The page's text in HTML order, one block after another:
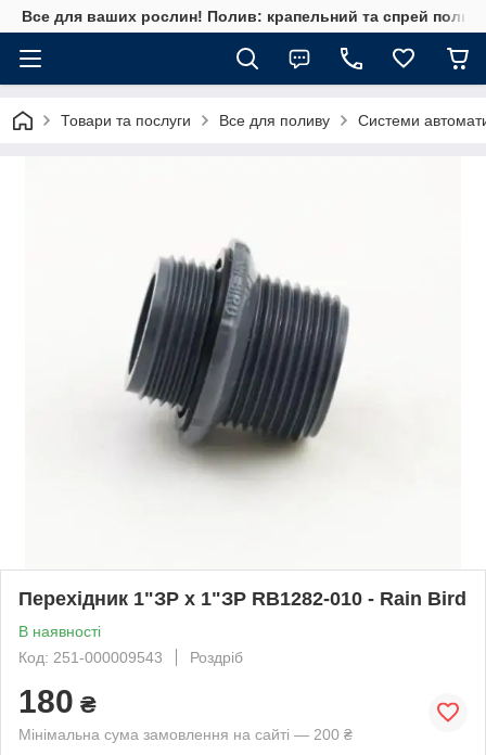
Все для ваших рослин! Полив: крапельний та спрей полив,
Товари та послуги Все для поливу Системи
Перехідник 1"ЗР х 1"ЗР RB1282-010 - Rain Bird
В наявності
Код: 251-000009543
Роздріб
180 ₴
Мінімальна сума замовлення на сайті — 200 ₴